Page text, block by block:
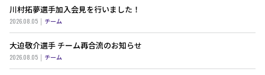
川村拓夢選手加入会見を行いました！
2026.08.05 チーム
大迫敬介選手 チーム再合流のお知らせ
2026.08.05 チーム